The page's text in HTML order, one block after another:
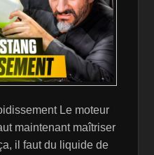
Le moteur
maintenant maîtriser
il faut du liquide de